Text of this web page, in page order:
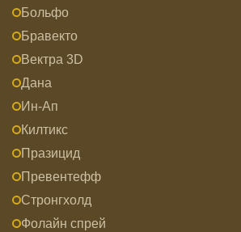
Больфо
Бравекто
Вектра 3D
Дана
Ин-Ап
Килтикс
Празицид
Превентефф
Стронгхолд
Фолайн спрей